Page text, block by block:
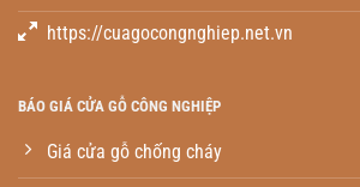
https://cuagocongnghiep.net.vn
BÁO GIÁ CỬA GỖ CÔNG NGHIỆP
Giá cửa gỗ chống cháy